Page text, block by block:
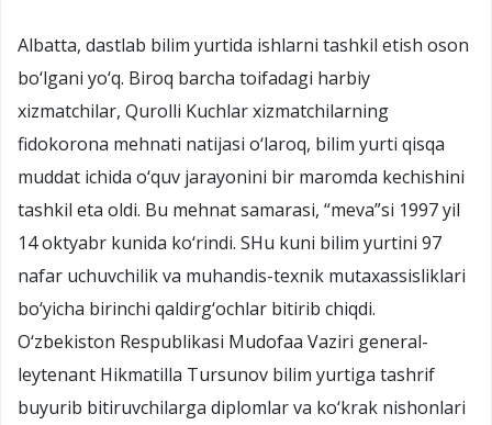
Albatta, dastlab bilim yurtida ishlarni tashkil etish oson
bo‘lgani yo‘q. Biroq barcha toifadagi harbiy
xizmatchilar, Qurolli Kuchlar xizmatchilarning
fidokorona mehnati natijasi o‘laroq, bilim yurti qisqa
muddat ichida o‘quv jarayonini bir maromda kechishini
tashkil eta oldi. Bu mehnat samarasi, “meva”si 1997 yil
14 oktyabr kunida ko‘rindi. SHu kuni bilim yurtini 97
nafar uchuvchilik va muhandis-texnik mutaxassisliklari
bo‘yicha birinchi qaldirg‘ochlar bitirib chiqdi.
O‘zbekiston Respublikasi Mudofaa Vaziri general-
leytenant Hikmatilla Tursunov bilim yurtiga tashrif
buyurib bitiruvchilarga diplomlar va ko‘krak nishonlari